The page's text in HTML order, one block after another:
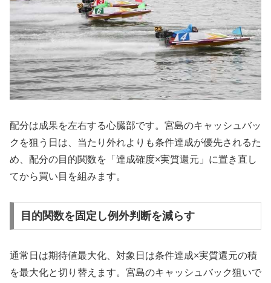
配分は成果を左右する心臓部です。宮島のキャッシュバッ
クを狙う日は、当たり外れよりも条件達成が優先されるた
め、配分の目的関数を「達成確度×実質還元」に置き直し
てから買い目を組みます。
目的関数を固定し例外判断を減らす
通常日は期待値最大化、対象日は条件達成×実質還元の積
を最大化と切り替えます。宮島のキャッシュバック狙いで